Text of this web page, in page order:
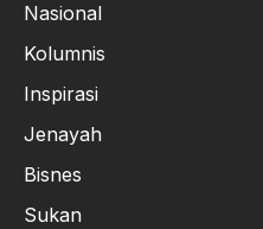
Nasional
Kolumnis
Inspirasi
Jenayah
Bisnes
Sukan